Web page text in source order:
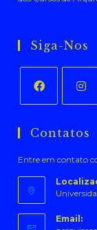
Siga-Nos
em
nova
aba
em
nova
aba
Contatos
Entre em contato
Email: